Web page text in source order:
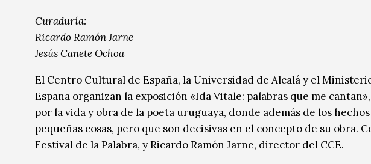
Música
Música
Sin categoríaSin categoría
Curaduría:
Ricardo Ramón Jarne
Jesús Cañete Ochoa
El Centro Cultural de España, la Universidad de Alcalá y el
España organizan la exposición «Ida Vitale: palabras que me
por la vida y obra de la poeta uruguaya, donde además de los
pequeñas cosas, pero que son decisivas en el concepto de su obra.
Festival de la Palabra, y Ricardo Ramón Jarne, director del CCE.